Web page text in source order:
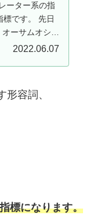
ーター系の指
標です。 先日
ーサムオシレ
2022.06.07
容詞、
標になります。